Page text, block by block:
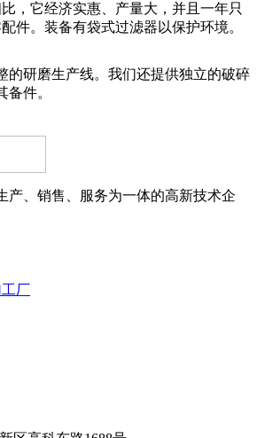
，它经济实惠、产量大，并且一年只
件。装备有袋式过滤器以保护环境。
的研磨生产线。我们还提供独立的破碎
件。
产、销售、服务为一体的高新技术企
厂